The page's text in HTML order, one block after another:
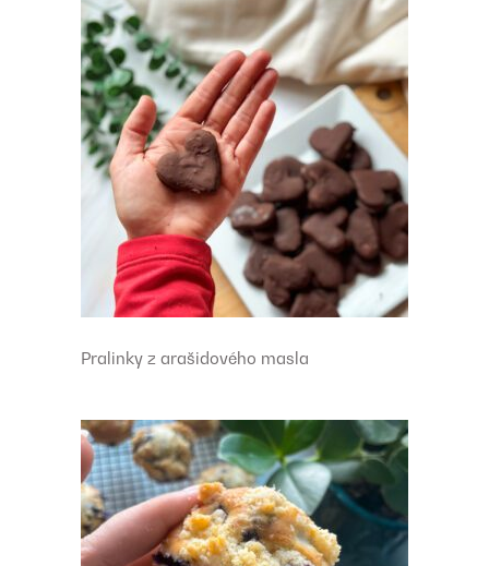
Pralinky z arašidového masla